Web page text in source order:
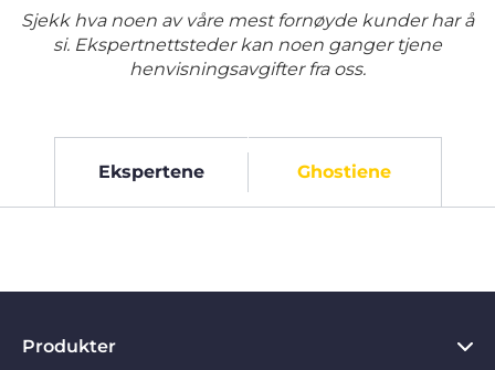
Sjekk hva noen av våre mest fornøyde kunder har å
si. Ekspertnettsteder kan noen ganger tjene
henvisningsavgifter fra oss.
Ekspertene Ghostiene
Produkter